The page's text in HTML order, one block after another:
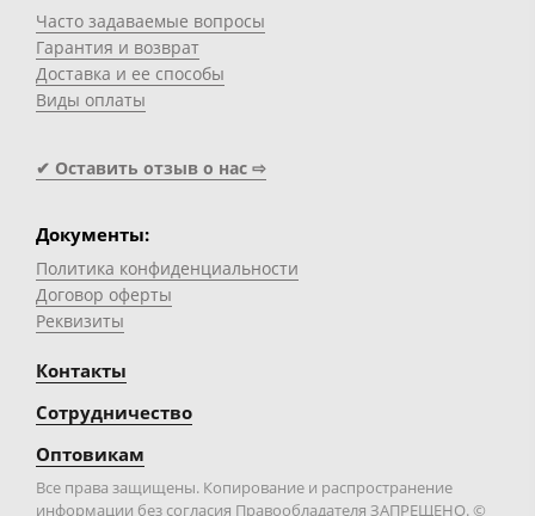
Часто задаваемые вопросы
Гарантия и возврат
Доставка и ее способы
Виды оплаты
✔ Оставить отзыв о нас ⇨
Документы:
Политика конфиденциальности
Договор оферты
Реквизиты
Контакты
Сотрудничество
Оптовикам
Все права защищены. Копирование и распространение
информации без согласия Правообладателя ЗАПРЕЩЕНО. ©